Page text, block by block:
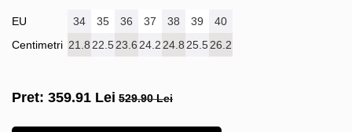
EU
Centimetri
34 35 36 37 38 39
40
21.8 22.523.6 24.2 24.8 25.526.2
Pret: 359.91 Lei 529.90 Lei